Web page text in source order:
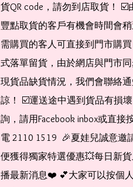
貨QR code，請勿到店取貨！
豐點取貨的客戶有機會時間會
需購買的客人可直接到門市購
式落單留貨，由於網店與門市
現貨品缺貨情況，我們會聯絡
諒！ ☑️運送途中遇到貨品有損
詢，請用Facebook inbox或直
電 2110 1519  🎉夏娃兒誠意邀
便獲得獨家特選優惠💥每日新
播最新消息❤️ 💕大家可以按個